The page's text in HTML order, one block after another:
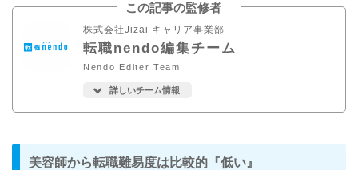
この記事の監修者
株式会社Jizai キャリア事業部
転職nendo編集チーム
Nendo Editer Team
詳しいチーム情報
美容師から転職難易度は比較的『低い』